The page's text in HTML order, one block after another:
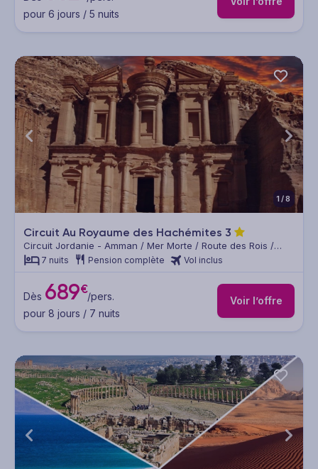
pour 6 jours / 5 nuits
1/8
Circuit Au Royaume des Hachémites 3
Circuit Jordanie - Amman / Mer Morte / Route des Rois /
Petra / Wadi Rum / Amman
7 nuits Pension complète Vol inclus
Dès 689€/pers.
pour 8 jours / 7 nuits
Voir l’offre